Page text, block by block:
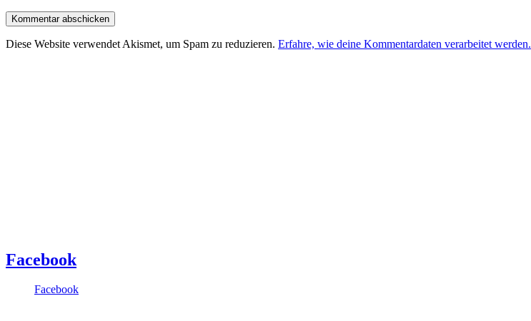
Diese Website verwendet Akismet, um Spam zu reduzieren. Erfahre, wie deine Kommentardaten verarbeitet werden.
Facebook
Facebook